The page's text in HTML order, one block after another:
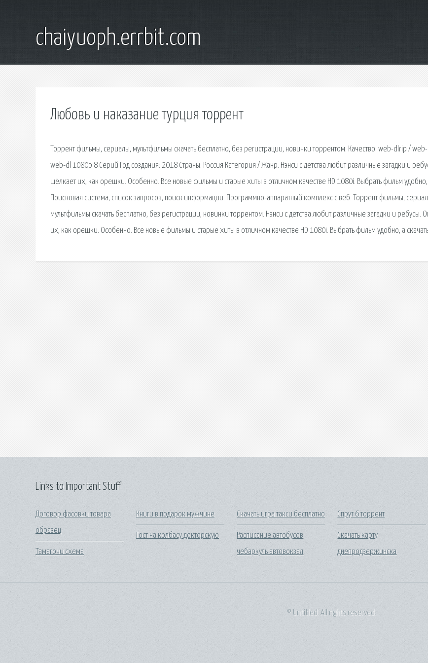
chaiyuoph.errbit.com
Любовь и наказание турция торрент
Торрент фильмы, сериалы, мультфильмы скачать бесплатно, без регистрации, новинки торрентом. Качество: web-dlrip /
web-dl 1080p 8 Серий Год создания: 2018 Страны: Россия Категория / Жанр. Нэнси с детства любит различные загадки и
щёлкает их, как орешки. Особенно. Все новые фильмы и старые хиты в отличном качестве HD 1080i. Выбрать фильм удобно,
Поисковая сиcтема, список запросов, поиск информации. Программно-аппаратный комплекс с веб. Торрент фильмы,
мультфильмы скачать бесплатно, без регистрации, новинки торрентом. Нэнси с детства любит различные загадки и ребусы.
их, как орешки. Особенно. Все новые фильмы и старые хиты в отличном качестве HD 1080i. Выбрать фильм удобно, а
Links to Important Stuff
Договор фасовки товара
образец
Тамагочи схема
Книги в подарок мужчине
Гост на колбасу докторскую
Скачать игра такси бесплатно
Расписание автобусов
чебаркуль автовокзал
Спрут 6 торрент
Скачать карту
днепродзержинска
© Untitled. All rights reserved.